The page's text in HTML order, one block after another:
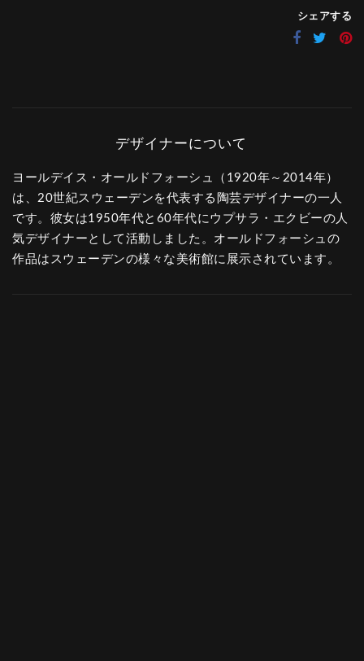
シェアする
ヨールデイス・オールドフォーシュ（1920年～2014年）
は、20世紀スウェーデンを代表する陶芸デザイナーの一人
です。彼女は1950年代と60年代にウプサラ・エクビーの人
気デザイナーとして活動しました。オールドフォーシュの
作品はスウェーデンの様々な美術館に展示されています。